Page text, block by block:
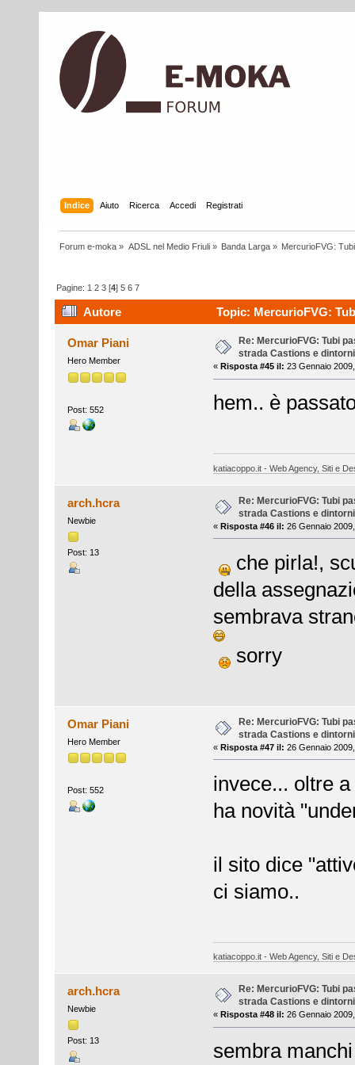
Indice Aiuto Ricerca Accedi Registrati
Forum e-moka » ADSL nel Medio Friuli» Banda Larga» MercurioFVG:
Pagine: 1 2 3 [4]5 6 7
Autore
Topic: MercurioFVG:
volte)
Omar Piani
Hero Member
Post: 552
Re: MercurioFVG: Tubi
strada Castions e dintorni
« Risposta #45 il: 23 Gennaio
hem.. è
katiacoppo.it - Web Agency, Siti e
arch.hcra
Newbie
Post: 13
Re: MercurioFVG: Tubi
strada Castions e dintorni
« Risposta #46 il: 26 Gennaio
che pirla!,
della
sembrava
sorry
Omar Piani
Hero Member
Post: 552
Re: MercurioFVG: Tubi
strada Castions e dintorni
« Risposta #47 il: 26 Gennaio
invece... oltre
ha novità
il sito dice
ci siamo..
katiacoppo.it - Web Agency, Siti e
arch.hcra
Newbie
Post: 13
Re: MercurioFVG: Tubi
strada Castions e dintorni
« Risposta #48 il: 26 Gennaio
sembra